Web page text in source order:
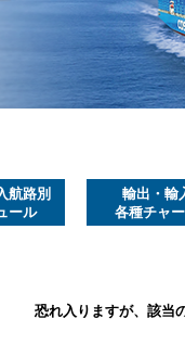
航路別
ール
輸出・輸
各種チャ
恐れ入りますが、該当